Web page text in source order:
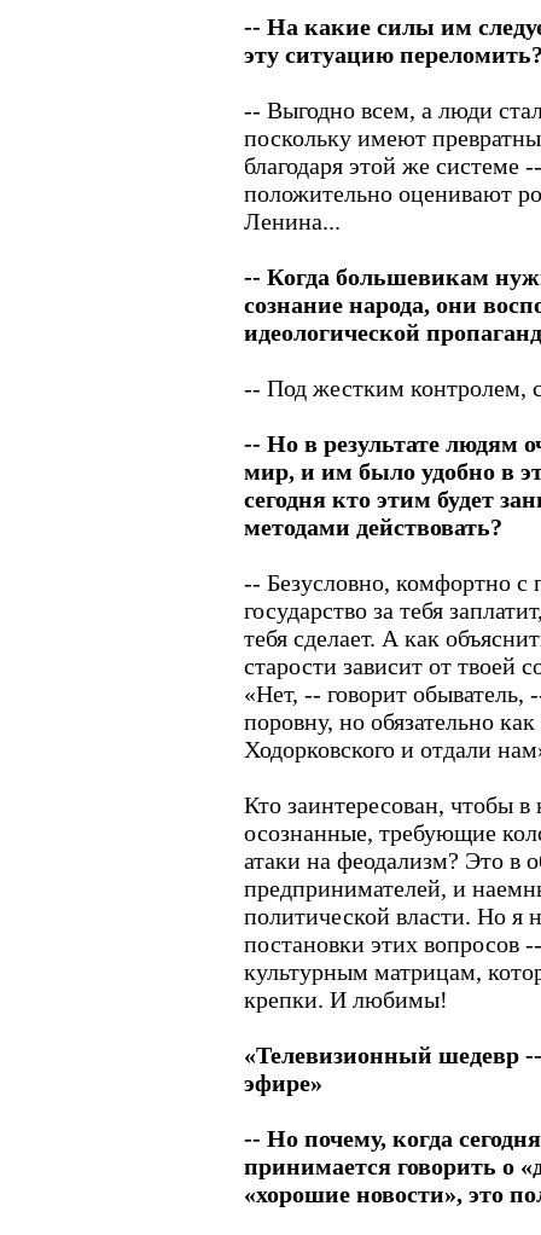
-- На какие силы им
эту ситуацию
-- Выгодно всем, а люди
поскольку имеют
благодаря этой же системе
положительно оценивают
Ленина...
-- Когда большевикам
сознание народа, они
идеологической
-- Под жестким контролем,
-- Но в результате людям
мир, и им было удобно в
сегодня кто этим будет
методами действовать?
-- Безусловно, комфортно с
государство за тебя
тебя сделает. А как
старости зависит от твоей
«Нет, -- говорит обыватель,
поровну, но обязательно
Ходорковского и отдали
Кто заинтересован, чтобы
осознанные, требующие
атаки на феодализм? Это в
предпринимателей, и
политической власти. Но я
постановки этих вопросов
культурным матрицам,
крепки. И любимы!
«Телевизионный шедевр
эфире»
-- Но почему, когда
принимается говорить о
«хорошие новости», это